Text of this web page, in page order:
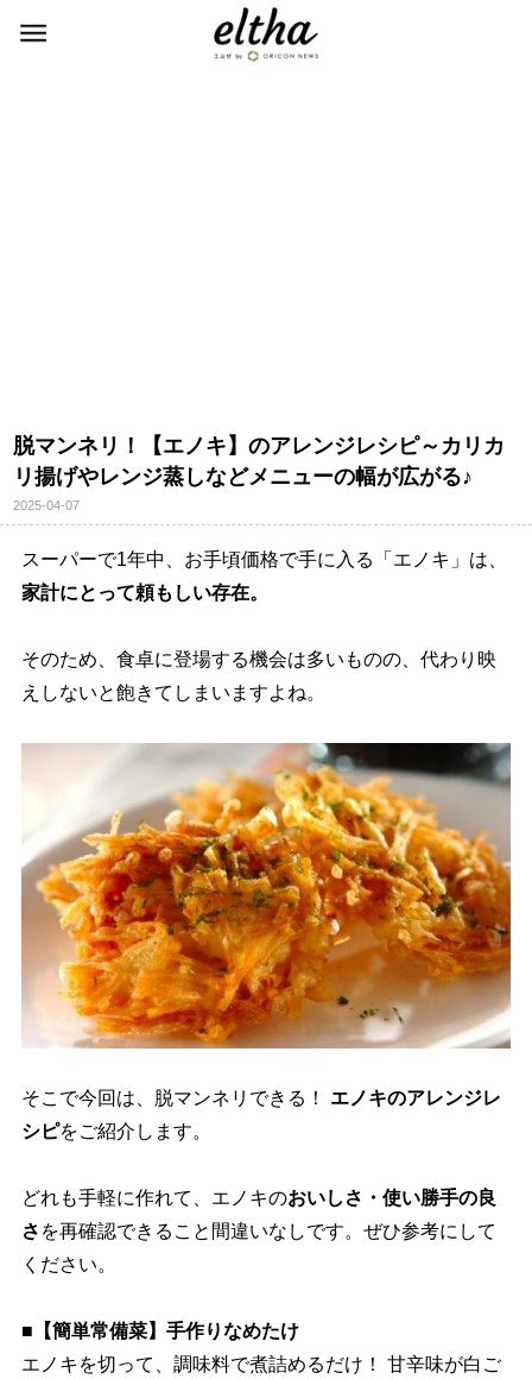
脱マンネリ！【エノキ】のアレンジレシピ～カリカ
リ揚げやレンジ蒸しなどメニューの幅が広がる♪
2025-04-07
スーパーで1年中、お手頃価格で手に入る「エノキ」は、
家計にとって頼もしい存在。
そのため、食卓に登場する機会は多いものの、代わり映
えしないと飽きてしまいますよね。
そこで今回は、脱マンネリできる！ エノキのアレンジレ
シピをご紹介します。
どれも手軽に作れて、エノキのおいしさ・使い勝手の良
さ を再確認できること間違いなしです。ぜひ参考にして
ください。
■【簡単常備菜】手作りなめたけ
エノキを切って、調味料で煮詰めるだけ！ 甘辛味が白ご